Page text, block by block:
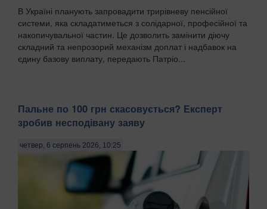
В Україні планують запровадити трирівневу пенсійної
системи, яка складатиметься з солідарної, професійної та
накопичувальної частин. Це дозволить замінити діючу
складний та непрозорий механізм доплат і надбавок на
єдину базову виплату, передають Патріо...
Пальне по 100 грн скасовується? Експерт
зробив несподівану заяву
четвер, 6 серпень 2026, 10:25